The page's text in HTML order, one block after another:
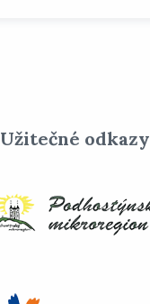
Užitečné odkazy